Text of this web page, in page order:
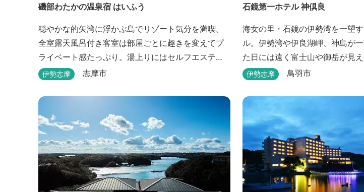
磯部わたかの温泉宿 はいふう
穏やかな的矢湾に浮かぶ島でリゾート気分を満喫。
全室露天風呂付き客室は部屋ごとに趣きを変えてプ
ライベート感たっぷり。湯上りにはセルフエステ
を。伊勢志摩の旬を濃縮した創作和会席をダイニン
伊勢志摩 志摩市
石鏡第一ホテル 神倶良
海女の里・石鏡の伊勢湾を一望
ル。伊勢湾や伊良湖岬、神島が
た日には遠く富士山や御岳が見
天風呂と貸切家族風呂が大好評で
ふれる温泉宿です。
伊勢志摩 鳥羽市